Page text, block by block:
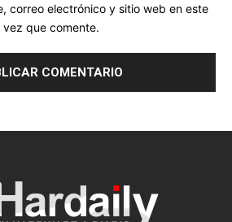
correo electrónico y sitio web en este
que comente.